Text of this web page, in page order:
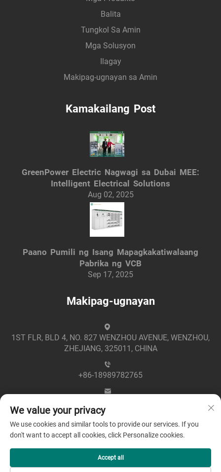
Balita
Tungkol Sa Amin
Mga Solusyon
Ilagay
Makipag-ugnayan sa Amin
Kamakailang Post
GreenPower Electric Nagwagi sa Dubai MEE:
Intelligent Electrical Solutions
Aug 02, 2025
Paano Pumili ng Isang Mapagkakatiwalaang
Pabrika ng VCB
Sep 17, 2025
Makipag-ugnayan
1ST FLR, BLD 4, NO. 827 WENZHOU AVENUE, WENZHOU,
ZHEJIANG, 325011, CHINA
+86-18989782765
Copyright © 2025 by Zhejiang Greenpower Electric Co., Ltd
We value your privacy
We use cookies and similar tools to provide our services. If you
don't want to accept all cookies, click Personalize cookies.
Accept all